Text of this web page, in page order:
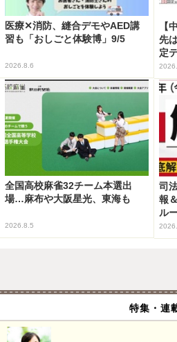
医療✕消防、縫合デモやAED講
習も「おしごと体験博」9/5
2026.8.6
【
先
定
全国高校麻雀32チーム本選出
場…麻布や大阪星光、東海も
2026.8.5
司
報
ル
特集・連